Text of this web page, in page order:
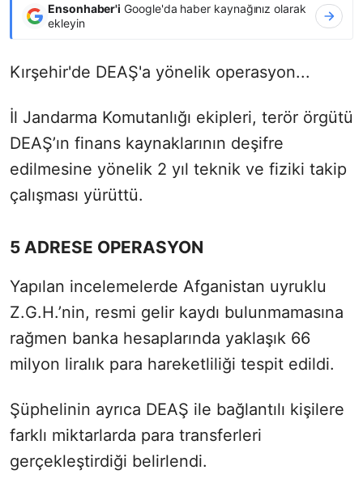
Ensonhaber'i Google'da haber kaynağınız olarak
ekleyin
Kırşehir'de DEAŞ'a yönelik operasyon...
İl Jandarma Komutanlığı ekipleri, terör örgütü
DEAŞ’ın finans kaynaklarının deşifre
edilmesine yönelik 2 yıl teknik ve fiziki takip
çalışması yürüttü.
5 ADRESE OPERASYON
Yapılan incelemelerde Afganistan uyruklu
Z.G.H.’nin, resmi gelir kaydı bulunmamasına
rağmen banka hesaplarında yaklaşık 66
milyon liralık para hareketliliği tespit edildi.
Şüphelinin ayrıca DEAŞ ile bağlantılı kişilere
farklı miktarlarda para transferleri
gerçekleştirdiği belirlendi.